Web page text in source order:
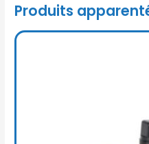
Produits